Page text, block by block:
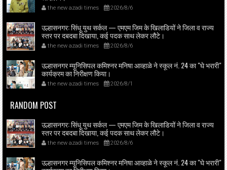
the new azadi times 2026/8/6
उल्हासनगर: सिंधू युथ सर्कल — एमएम जिम के खिलाडियों ने जिला व राज्य
स्तर पर दबदबा दिखाया, कई पदक साथ लेकर लौटे।
the new azadi times 2026/8/6
उल्हासनगर म्यूनिसिपल कमिश्नर मनिषा आव्हाळे ने स्कूल नं. 24 का "घे भरारी"
कार्यक्रम का निरीक्षण किया।
the new azadi times 2026/8/1
RANDOM POST
उल्हासनगर: सिंधू युथ सर्कल — एमएम जिम के खिलाडियों ने जिला व राज्य
स्तर पर दबदबा दिखाया, कई पदक साथ लेकर लौटे।
the new azadi times 2026/8/6
उल्हासनगर म्यूनिसिपल कमिश्नर मनिषा आव्हाळे ने स्कूल नं. 24 का "घे भरारी"